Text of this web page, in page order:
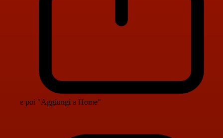
e poi "Aggiungi a Home"